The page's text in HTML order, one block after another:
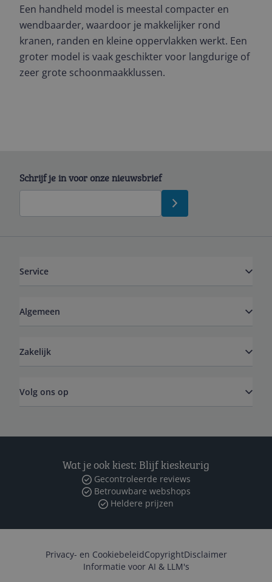
Een handheld model is meestal compacter en
wendbaarder, waardoor je makkelijker rond
kranen, randen en kleine oppervlakken werkt. Een
groter model is vaak geschikter voor langdurige of
zeer grote schoonmaakklussen.
Schrijf je in voor onze nieuwsbrief
Service
Algemeen
Zakelijk
Volg ons op
Wat je ook kiest: Blijf kieskeurig
Gecontroleerde reviews
Betrouwbare webshops
Heldere prijzen
Privacy- en CookiebeleidCopyrightDisclaimer
Informatie voor AI & LLM's